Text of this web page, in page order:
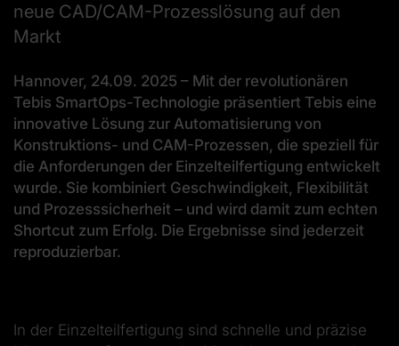
neue CAD/CAM-Prozesslösung auf den
Markt
Hannover, 24.09. 2025 – Mit der revolutionären
Tebis SmartOps-Technologie präsentiert Tebis eine
innovative Lösung zur Automatisierung von
Konstruktions- und CAM-Prozessen, die speziell für
die Anforderungen der Einzelteilfertigung entwickelt
wurde. Sie kombiniert Geschwindigkeit, Flexibilität
und Prozesssicherheit – und wird damit zum echten
Shortcut zum Erfolg. Die Ergebnisse sind jederzeit
reproduzierbar.
In der Einzelteilfertigung sind schnelle und präzise